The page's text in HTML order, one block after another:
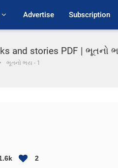
Advertise Subscription
and stories PDF | ભૂતનો
ભૂતનો ભય - 1
2